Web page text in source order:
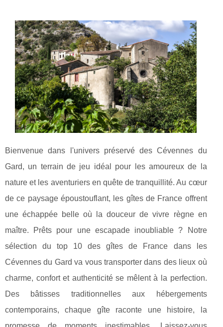
Bienvenue dans l'univers préservé des Cévennes du
Gard, un terrain de jeu idéal pour les amoureux de la
nature et les aventuriers en quête de tranquillité. Au cœur
de ce paysage époustouflant, les gîtes de France offrent
une échappée belle où la douceur de vivre règne en
maître. Prêts pour une escapade inoubliable ? Notre
sélection du top 10 des gîtes de France dans les
Cévennes du Gard va vous transporter dans des lieux où
charme, confort et authenticité se mêlent à la perfection.
Des bâtisses traditionnelles aux hébergements
contemporains, chaque gîte raconte une histoire, la